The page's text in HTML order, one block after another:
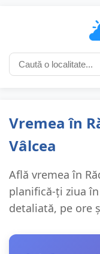
Vremea în
Vâlcea
Află vremea în
planifică-ți ziua
detaliată, pe ore